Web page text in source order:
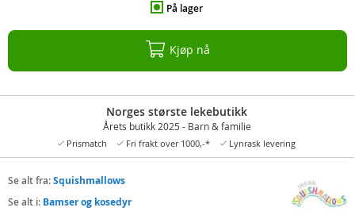
På lager
Kjøp nå
Norges største lekebutikk
Årets butikk 2025 - Barn & familie
Prismatch Fri frakt over 1000,-* Lynrask levering
Se alt fra:Squishmallows
Se alt i: Bamser og kosedyr